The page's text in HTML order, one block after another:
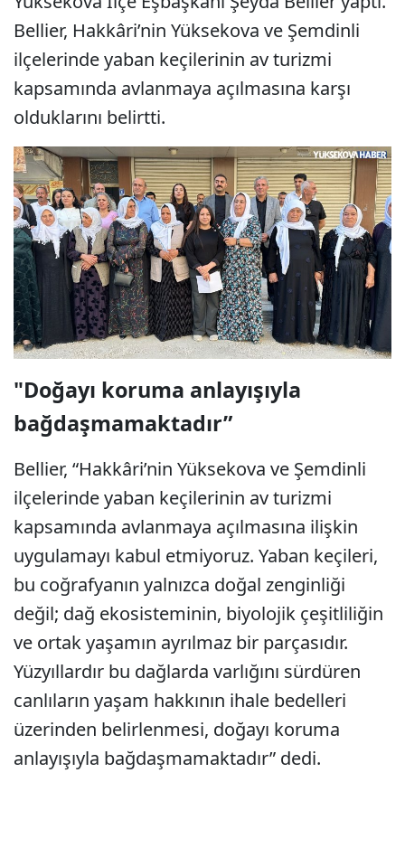
Bellier, Hakkâri’nin Yüksekova ve Şemdinli
ilçelerinde yaban keçilerinin av turizmi
kapsamında avlanmaya açılmasına karşı
olduklarını belirtti.
"Doğayı koruma anlayışıyla
bağdaşmamaktadır”
Bellier, “Hakkâri’nin Yüksekova ve Şemdinli
ilçelerinde yaban keçilerinin av turizmi
kapsamında avlanmaya açılmasına ilişkin
uygulamayı kabul etmiyoruz. Yaban keçileri,
bu coğrafyanın yalnızca doğal zenginliği
değil; dağ ekosisteminin, biyolojik çeşitliliğin
ve ortak yaşamın ayrılmaz bir parçasıdır.
Yüzyıllardır bu dağlarda varlığını sürdüren
canlıların yaşam hakkının ihale bedelleri
üzerinden belirlenmesi, doğayı koruma
anlayışıyla bağdaşmamaktadır” dedi.